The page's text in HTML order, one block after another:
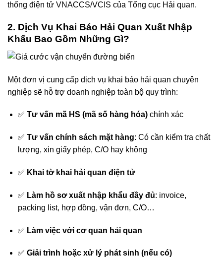
thống điện tử VNACCS/VCIS của Tổng cục Hải quan.
2. Dịch Vụ Khai Báo Hải Quan Xuất Nhập
Khẩu Bao Gồm Những Gì?
Một đơn vị cung cấp dịch vụ khai báo hải quan chuyên
nghiệp sẽ hỗ trợ doanh nghiệp toàn bộ quy trình:
✅ Tư vấn mã HS (mã số hàng hóa)chính xác
✅ Tư vấn chính sách mặt hàng: Có cần kiểm tra chất
lượng, xin giấy phép, C/O hay không
✅ Khai tờ khai hải quan điện tử
✅ Làm hồ sơ xuất nhập khẩu đầy đủ: invoice,
packing list, hợp đồng, vận đơn, C/O…
✅ Làm việc với cơ quan hải quan
✅ Giải trình hoặc xử lý phát sinh (nếu có)